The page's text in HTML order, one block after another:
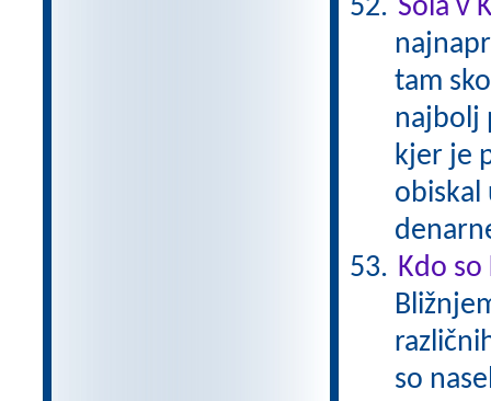
Šola v
tam
najbolj
kjer je
obiskal
Kdo so
so